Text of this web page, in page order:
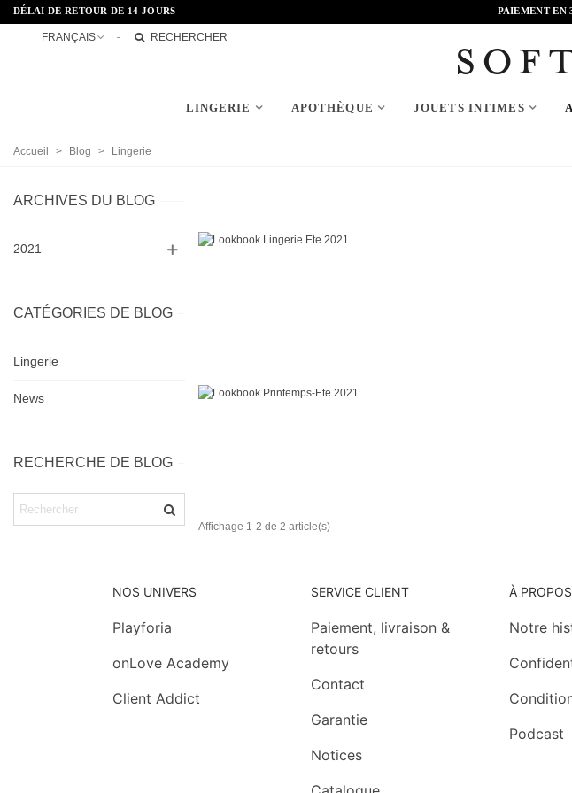
DÉLAI DE RETOUR DE 14 JOURS PAIEMENT EN
FRANÇAIS RECHERCHER
LINGERIE APOTHÈQUE JOUETS INTIMES
Accueil > Blog > Lingerie
ARCHIVES DU BLOG
2021
CATÉGORIES DE BLOG
Lingerie
News
RECHERCHE DE BLOG
Affichage 1-2 de 2 article(s)
NOS UNIVERS
Playforia
onLove Academy
Client Addict
SERVICE CLIENT
Paiement, livraison &
retours
Contact
Garantie
Notices
À PROPOS
Notre
Podcast